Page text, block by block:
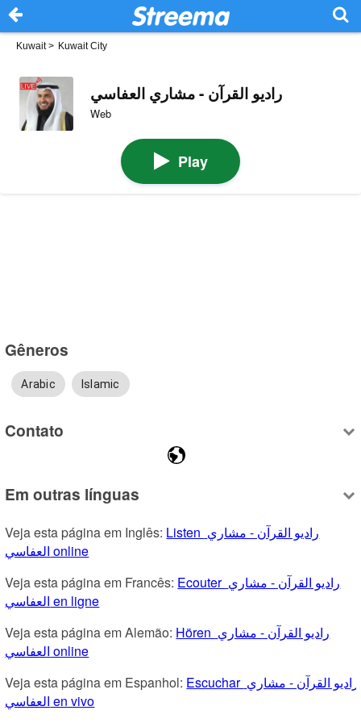
Kuwait> Kuwait City
راديو القرآن - مشاري العفاسي
Web
Play
Gêneros
Arabic Islamic
Contato
Em outras línguas
Veja esta página em Inglês: Listen راديو القرآن - مشاري
العفاسي online
Veja esta página em Francês: Ecouter راديو القرآن - مشاري
العفاسي en ligne
Veja esta página em Alemão: Hören راديو القرآن - مشاري
العفاسي online
Veja esta página em Espanhol: Escuchar راديو القرآن - مشاري
العفاسي en vivo